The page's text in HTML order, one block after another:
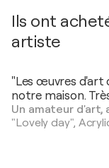
Ils ont
artiste
"Les œuvres d'art
notre maison.
Un amateur
"Lovely day",